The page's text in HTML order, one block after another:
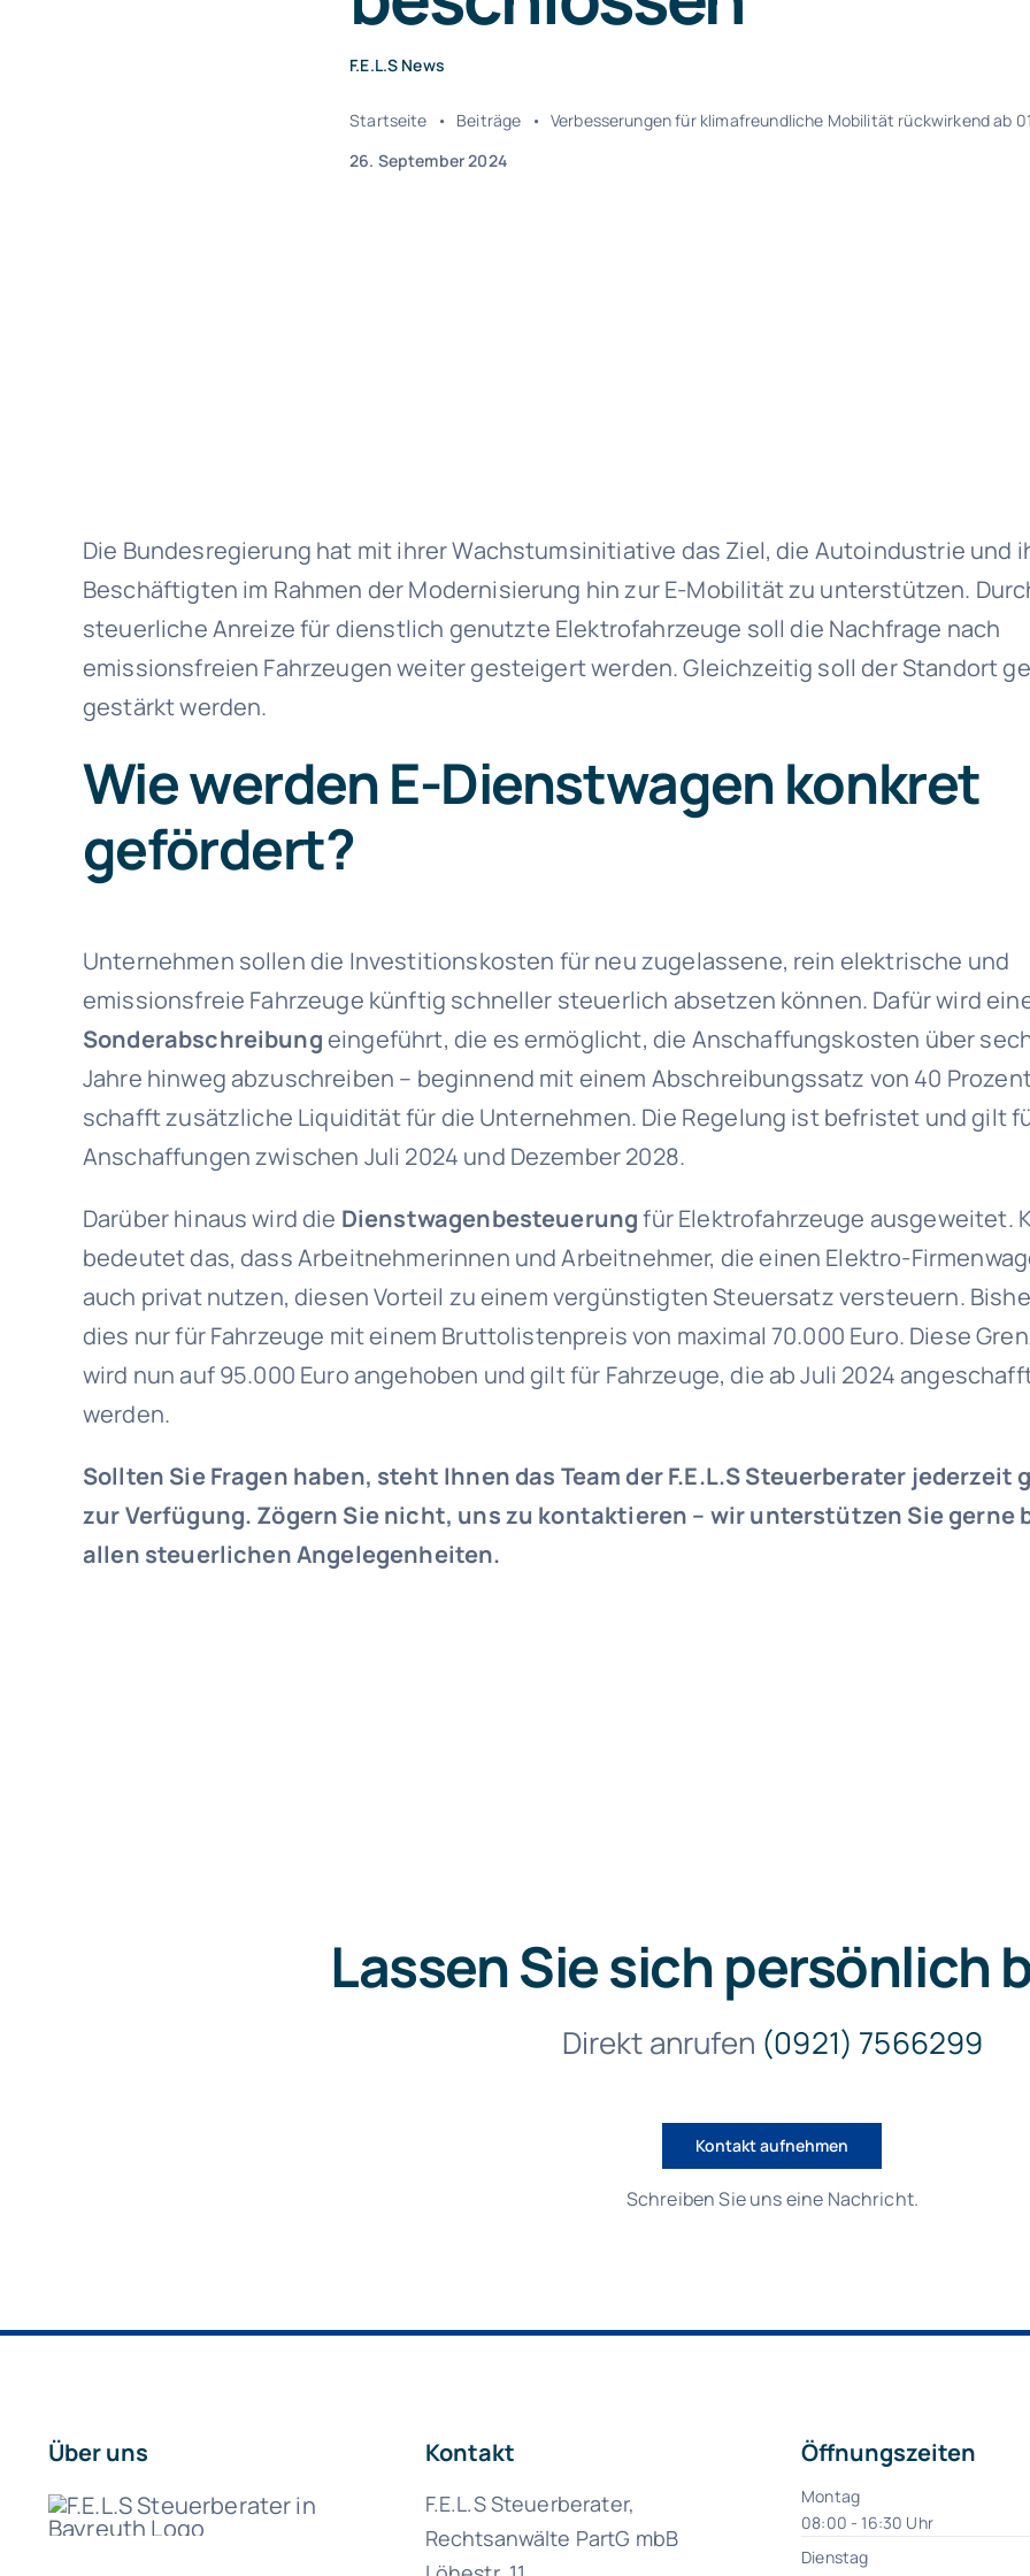
F.E.L.S News
Startseite • Beiträge • Verbesserungen für klimafreundliche Mobilität rückwirkend ab
26. September 2024
Die Bundesregierung hat mit ihrer Wachstumsinitiative das Ziel, die Autoindustrie und
Beschäftigten im Rahmen der Modernisierung hin zur E-Mobilität zu unterstützen.
steuerliche Anreize für dienstlich genutzte Elektrofahrzeuge soll die Nachfrage nach
emissionsfreien Fahrzeugen weiter gesteigert werden. Gleichzeitig soll der Standort
gestärkt werden.
Wie werden E-Dienstwagen konkret
gefördert?
Unternehmen sollen die Investitionskosten für neu zugelassene, rein elektrische und
emissionsfreie Fahrzeuge künftig schneller steuerlich absetzen können. Dafür wird
Sonderabschreibungeingeführt, die es ermöglicht, die Anschaffungskosten über
Jahre hinweg abzuschreiben – beginnend mit einem Abschreibungssatz von 40
schafft zusätzliche Liquidität für die Unternehmen. Die Regelung ist befristet und gilt
Anschaffungen zwischen Juli 2024 und Dezember 2028.
Darüber hinaus wird die Dienstwagenbesteuerungfür Elektrofahrzeuge ausgeweitet.
bedeutet das, dass Arbeitnehmerinnen und Arbeitnehmer, die einen Elektro-
auch privat nutzen, diesen Vorteil zu einem vergünstigten Steuersatz versteuern.
dies nur für Fahrzeuge mit einem Bruttolistenpreis von maximal 70.000 Euro. Diese
wird nun auf 95.000 Euro angehoben und gilt für Fahrzeuge, die ab Juli 2024
werden.
Sollten Sie Fragen haben, steht Ihnen das Team der F.E.L.S Steuerberater jederzeit
zur Verfügung. Zögern Sie nicht, uns zu kontaktieren – wir unterstützen Sie gerne
allen steuerlichen Angelegenheiten.
Lassen Sie sich persönlich
Direkt anrufen (0921) 7566299
Kontakt aufnehmen
Schreiben Sie uns eine Nachricht.
Über uns Kontakt
F.E.L.S Steuerberater,
Rechtsanwälte PartG mbB
Öffnungszeiten
Montag
08:00 - 16:30 Uhr
Dienstag